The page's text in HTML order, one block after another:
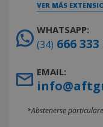
VER MÁS
WHATSAPP:
(34) 666 333
EMAIL:
*Abstenerse